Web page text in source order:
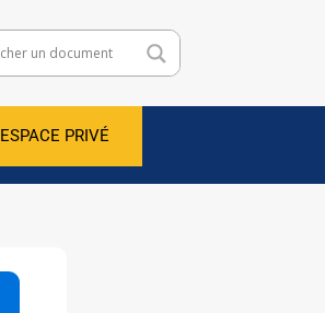
ESPACE PRIVÉ